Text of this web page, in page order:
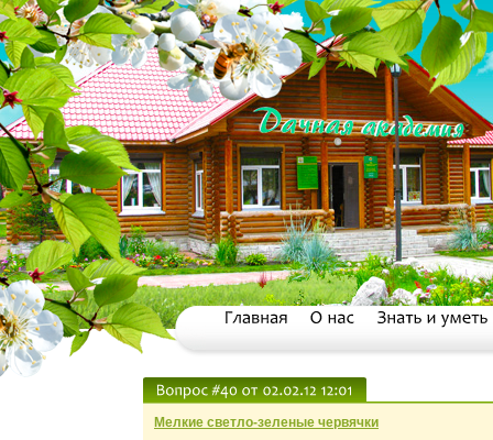
Мелкие светло-зеленые червячки